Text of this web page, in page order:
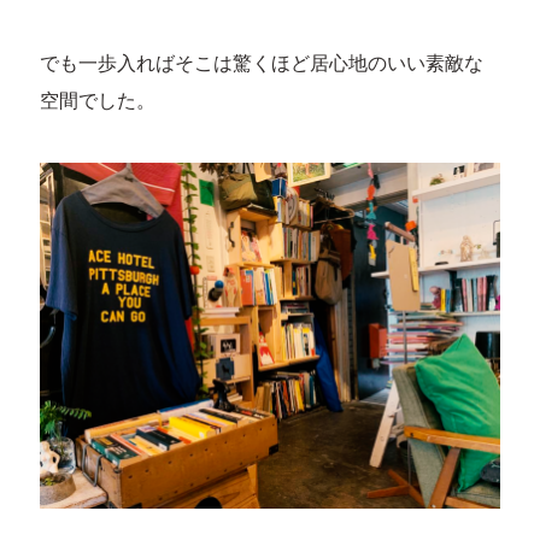
でも一歩入ればそこは驚くほど居心地のいい素敵な
空間でした。